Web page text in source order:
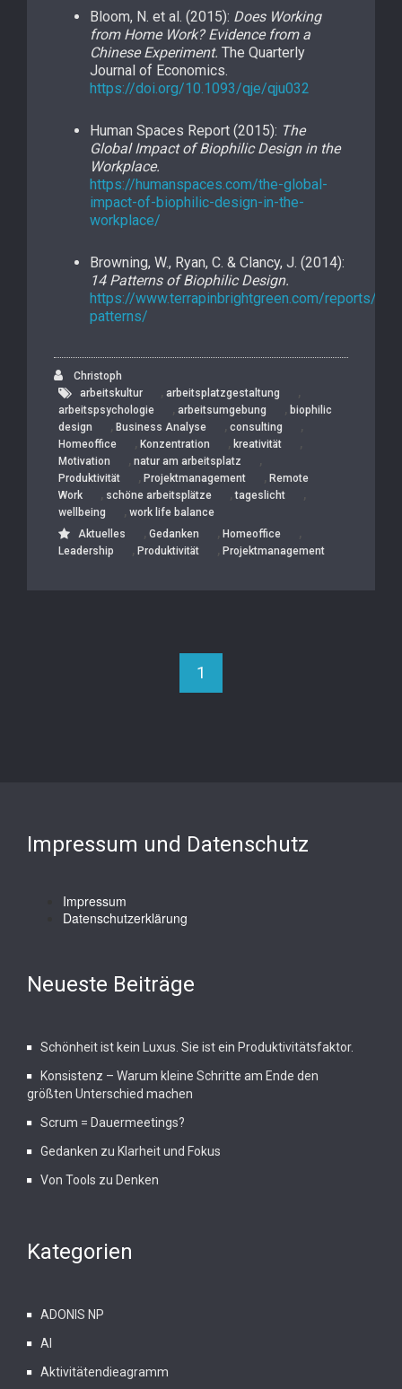
Bloom, N. et al. (2015): Does Working
from Home Work? Evidence from a
Chinese Experiment. The Quarterly
Journal of Economics.
https://doi.org/10.1093/qje/qju032
Human Spaces Report (2015): The
Global Impact of Biophilic Design in the
Workplace.
https://humanspaces.com/the-global-
impact-of-biophilic-design-in-the-
workplace/
Browning, W., Ryan, C. & Clancy, J. (2014):
14 Patterns of Biophilic Design.
https://www.terrapinbrightgreen.com/reports/14-
patterns/
Christoph
arbeitskultur
, arbeitsplatzgestaltung ,
arbeitspsychologie , arbeitsumgebung , biophilic
design
, Business Analyse , consulting ,
Homeoffice , Konzentration , kreativität ,
Motivation , natur am arbeitsplatz ,
Produktivität , Projektmanagement , Remote
Work
, schöne arbeitsplätze ,tageslicht ,
wellbeing , work life balance
Aktuelles
, Gedanken , Homeoffice ,
Leadership , Produktivität , Projektmanagement
1
Impressum und Datenschutz
Impressum
Datenschutzerklärung
Neueste Beiträge
Schönheit ist kein Luxus. Sie ist ein Produktivitätsfaktor.
Konsistenz – Warum kleine Schritte am Ende den
größten Unterschied machen
Scrum = Dauermeetings?
Gedanken zu Klarheit und Fokus
Von Tools zu Denken
Kategorien
ADONIS NP
AI
Aktivitätendieagramm